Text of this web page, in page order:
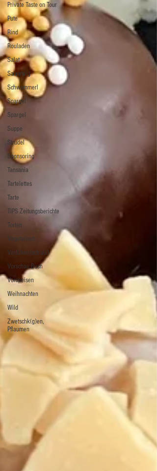
Private Taste on Tour
Pute
Rind
Rouladen
Salat
Sauerteig
Schwammerl
Spargel
Spargel
Suppe
Strudel
Sponsoring
Tansania
Tartelettes
Tarte
TIPS Zeitungsberichte
Torten
Vegetarisch
Verführerisch süß
Vorschau Buch
Vorspeisen
Weihnachten
Wild
Zwetschk(g)en,
Pflaumen